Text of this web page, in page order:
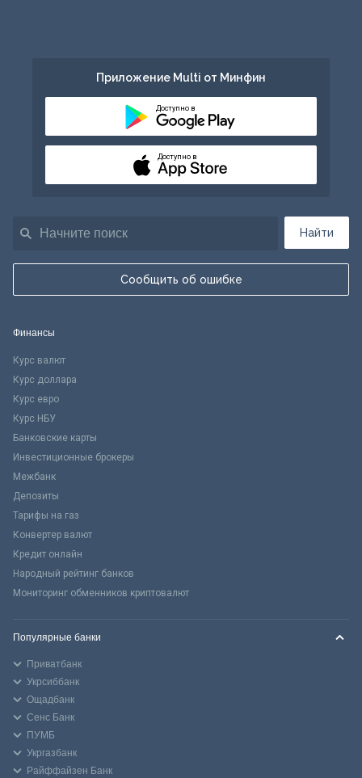
Найти
Сообщить об ошибке
Приложение Multi от Минфин
Доступно в
Доступно в
Финансы
Курс валют
Курс доллара
Курс евро
Курс НБУ
Банковские карты
Инвестиционные брокеры
Межбанк
Депозиты
Тарифы на газ
Конвертер валют
Кредит онлайн
Народный рейтинг банков
Мониторинг обменников криптовалют
Популярные банки
Приватбанк
Укрсиббанк
Ощадбанк
Сенс Банк
ПУМБ
Укргазбанк
Райффайзен Банк